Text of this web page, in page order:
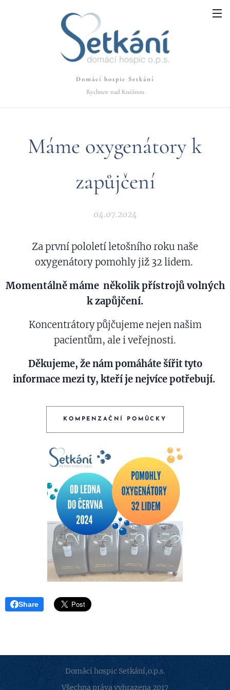
Domácí hospic Setkání
Rychnov nad Kněžnou
Máme oxygenátory k
zapůjčení
04.07.2024
Za první pololetí letošního roku naše
oxygenátory pomohly již 32 lidem.
Momentálně máme několik přístrojů volných
k zapůjčení.
Koncentrátory půjčujeme nejen našim
pacientům, ale i veřejnosti.
Děkujeme, že nám pomáháte šířit tyto
informace mezi ty, kteří je nejvíce potřebují.
KOMPENZAČNÍ POMŮCKY
Share
Domácí hospic Setkání,o.p.s.
Všechna práva vyhrazena 2017